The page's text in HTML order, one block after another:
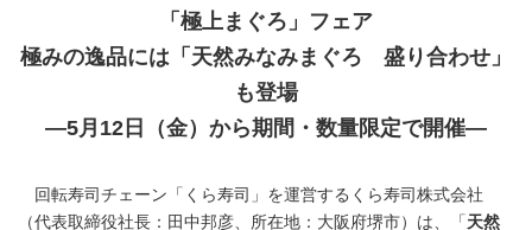
「極上まぐろ」フェア
極みの逸品には「天然みなみまぐろ 盛り合わせ」
も登場
―5月12日（金）から期間・数量限定で開催―
回転寿司チェーン「くら寿司」を運営するくら寿司株式会社
（代表取締役社長：田中邦彦、所在地：大阪府堺市）は、「 天然